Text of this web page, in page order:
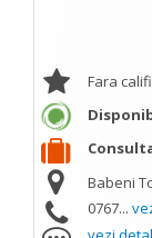
Fara
Babeni
0767...